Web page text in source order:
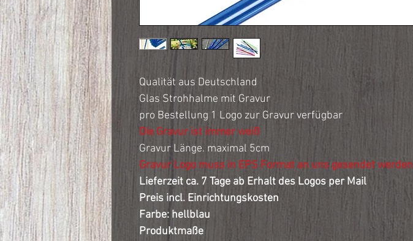
Qualität aus Deutschland
Glas Strohhalme mit Gravur
pro Bestellung 1 Logo zur Gravur verfügbar
Die Gravur ist immer weiß
Gravur Länge. maximal 5cm
Gravur Logo muss in EPS Format an uns gesendet werden
Lieferzeit ca. 7 Tage ab Erhalt des Logos per Mail
Preis incl. Einrichtungskosten
Farbe: hellblau
Produktmaße